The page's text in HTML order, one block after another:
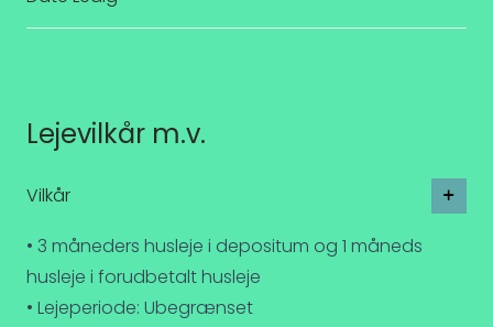
Lejevilkår m.v.
Vilkår
• 3 måneders husleje i depositum og 1 måneds
husleje i forudbetalt husleje
• Lejeperiode: Ubegrænset